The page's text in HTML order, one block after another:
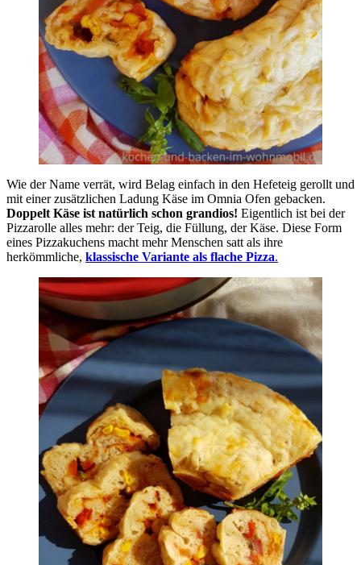
Wie der Name verrät, wird Belag einfach in den Hefeteig gerollt und
mit einer zusätzlichen Ladung Käse im Omnia Ofen gebacken.
Doppelt Käse ist natürlich schon grandios! Eigentlich ist bei der
Pizzarolle alles mehr: der Teig, die Füllung, der Käse. Diese Form
eines Pizzakuchens macht mehr Menschen satt als ihre
herkömmliche, klassische Variante als flache Pizza.